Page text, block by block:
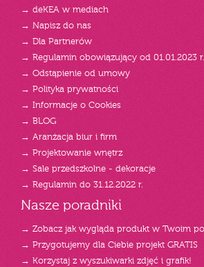
→ deKEA w mediach
→ Napisz do nas
→ Dla Partnerów
→ Regulamin obowiązujący od 01.01.2023 r.
→ Odstąpienie od umowy
→ Polityka prywatności
→ Informacje o Cookies
→ BLOG
→ Aranżacja biur i firm
→ Projektowanie wnętrz
→ Sale przedszkolne - dekoracje
→ Regulamin do 31.12.2022 r.
Nasze poradniki
→ Zobacz jak wygląda produkt w Twoim
→ Przygotujemy dla Ciebie projekt GRATIS
→ Korzystaj z wyszukiwarki zdjęć i grafik!